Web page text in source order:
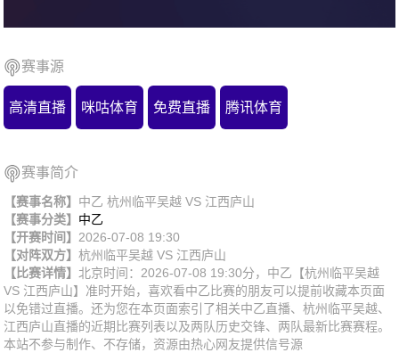
赛事源
高清直播 咪咕体育 免费直播 腾讯体育
赛事简介
【赛事名称】 中乙 杭州临平吴越 VS 江西庐山
【赛事分类】 中乙
【开赛时间】 2026-07-08 19:30
【对阵双方】杭州临平吴越 VS 江西庐山
【比赛详情】 北京时间：2026-07-08 19:30分，中乙【杭州临平吴越
VS 江西庐山】准时开始，喜欢看中乙比赛的朋友可以提前收藏本页面
以免错过直播。还为您在本页面索引了相关中乙直播、杭州临平吴越、
江西庐山直播的近期比赛列表以及两队历史交锋、两队最新比赛赛程。
本站不参与制作、不存储，资源由热心网友提供信号源